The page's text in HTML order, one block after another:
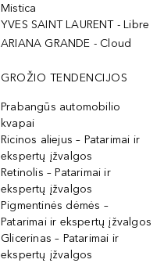
Mistica
YVES SAINT LAURENT - Libre
ARIANA GRANDE - Cloud
GROŽIO TENDENCIJOS
Prabangūs automobilio
kvapai
Ricinos aliejus – Patarimai ir
ekspertų įžvalgos
Retinolis – Patarimai ir
ekspertų įžvalgos
Pigmentinės dėmės –
Patarimai ir ekspertų įžvalgos
Glicerinas – Patarimai ir
ekspertų įžvalgos